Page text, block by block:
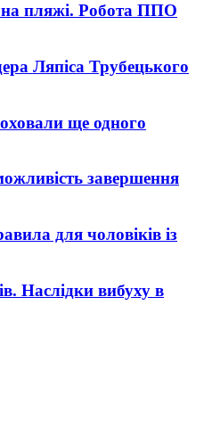
пляжі. Робота ППО
Ляпіса Трубецького
ще одного
завершення
для чоловіків із
Наслідки вибуху в